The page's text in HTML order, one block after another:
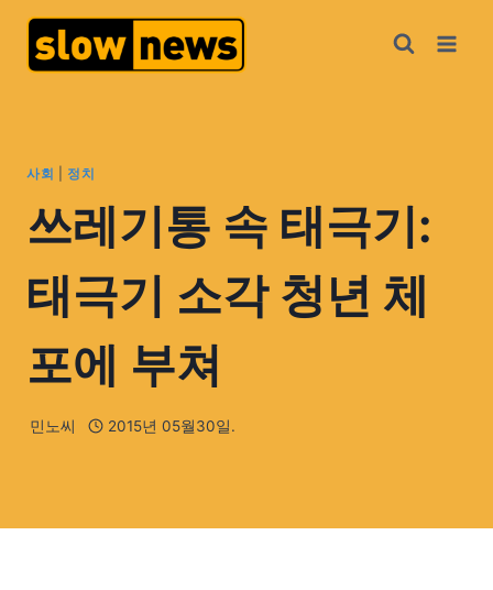
사회 정치
쓰레기통 속 태극기:
태극기 소각 청년 체
포에 부쳐
민노씨 2015년 05월30일.